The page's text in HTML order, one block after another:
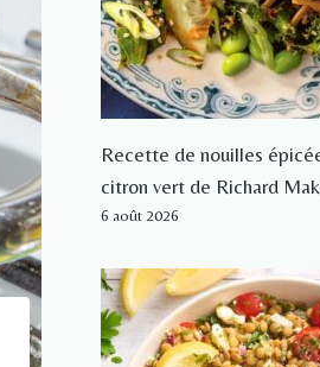
Recette de nouilles
citron vert de Richard
6 août 2026